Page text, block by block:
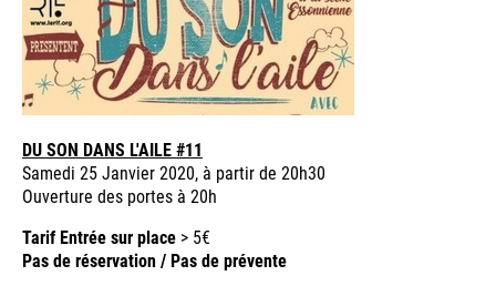
DU SON DANS L'AILE #11
Samedi 25 Janvier 2020, à partir de 20h30
Ouverture des portes à 20h
Tarif Entrée sur place > 5€
Pas de réservation / Pas de prévente